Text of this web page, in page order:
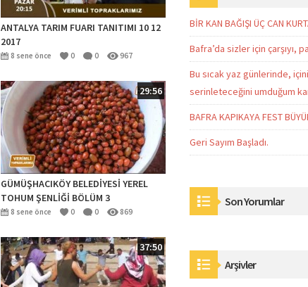
ANTALYA TARIM FUARI TANITIMI 10 12
2017
8 sene önce 0 0 967
29:56
GÜMÜŞHACIKÖY BELEDİYESİ YEREL
TOHUM ŞENLİĞİ BÖLÜM 3
8 sene önce 0 0 869
37:50
BİR KAN BAĞIŞI ÜÇ CAN
Bafra’da sizler için çarşıyı,
Bu sıcak yaz günlerinde,
serinleteceğini umduğum
BAFRA KAPIKAYA FEST
Geri Sayım Başladı.
Son Yorumlar
Arşivler